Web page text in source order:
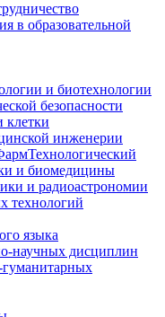
в образовательной
и биотехнологии
безопасности
клетки
инженерии
и биомедицины
и радиоастрономии
технологий
языка
научных дисциплин